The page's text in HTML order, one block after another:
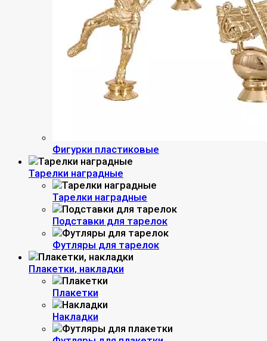
Фигурки пластиковые
Тарелки наградные
Тарелки наградные
Подставки для тарелок
Футляры для тарелок
Плакетки, накладки
Плакетки
Накладки